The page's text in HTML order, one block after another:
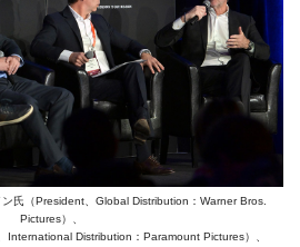
氏（President、Global Distribution：Warner Bros.
Pictures）、
International Distribution：Paramount Pictures）、